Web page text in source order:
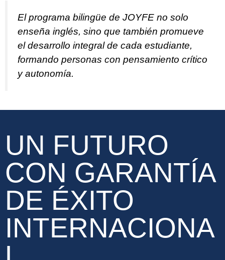
El programa bilingüe de JOYFE no solo
enseña inglés, sino que también promueve
el desarrollo integral de cada estudiante,
formando personas con pensamiento crítico
y autonomía.
UN FUTURO
CON GARANTÍA
DE ÉXITO
INTERNACIONA